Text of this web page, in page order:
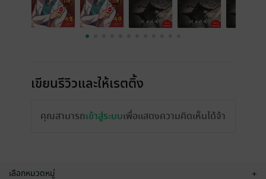
เขียนรีวิวและให้เรตติ้ง
คุณสามารถเข้าสู่ระบบเพื่อแสดงความคิดเห็นได้จ้า
เลือกหมวดหมู่ +